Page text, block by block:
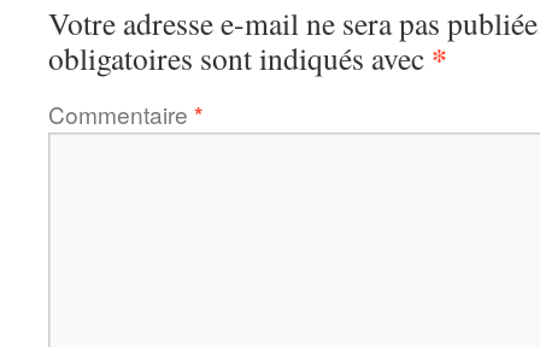
Votre adresse e-mail ne sera pas
obligatoires sont indiqués avec *
Commentaire *